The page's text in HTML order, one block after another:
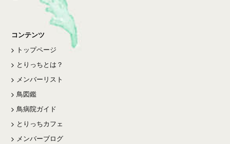
コンテンツ
トップページ
とりっちとは？
メンバーリスト
鳥図鑑
鳥病院ガイド
とりっちカフェ
メンバーブログ